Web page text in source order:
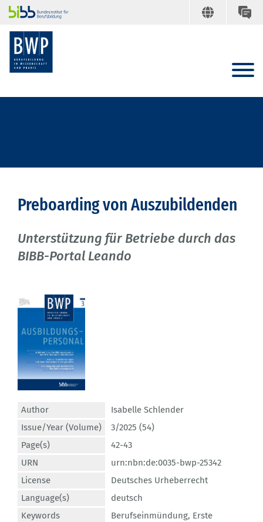
Preboarding von Auszubildenden
Unterstützung für Betriebe durch das
BIBB-Portal Leando
Author
Isabelle Schlender
Issue/Year (Volume)
3/2025 (54)
Page(s)
42-43
URN
urn:nbn:de:0035-bwp-25342
License
Deutsches Urheberrecht
Language(s)
deutsch
Keywords
Berufseinmündung, Erste